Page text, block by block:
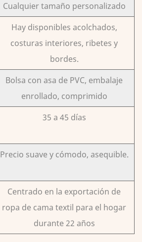
Cualquier tamaño personalizado
Hay disponibles acolchados,
costuras interiores, ribetes y
bordes.
Bolsa con asa de PVC, embalaje
enrollado, comprimido
35 a 45 días
Precio suave y cómodo, asequible.
Centrado en la exportación de
ropa de cama textil para el hogar
durante 22 años